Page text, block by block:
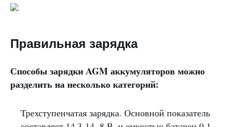
Правильная зарядка
Способы зарядки AGM аккумуляторов можно
разделить на несколько категорий:
Трехступенчатая зарядка. Основной показатель